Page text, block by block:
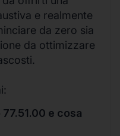
e realmente
da zero sia
da ottimizzare
e cosa